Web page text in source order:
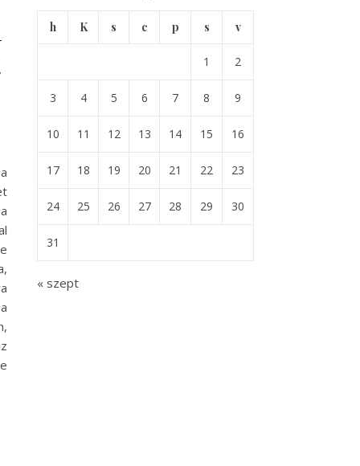
h K s c p s v
1 2
3 4 5 6 7 8 9
10 11 12 13 14 15 16
17 18 19 20 21 22 23
24 25 26 27 28 29 30
31
« szept